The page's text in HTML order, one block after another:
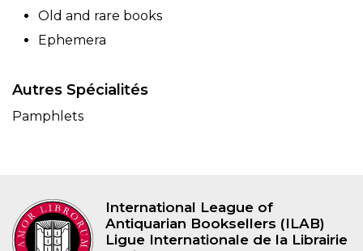
Old and rare books
Ephemera
Autres Spécialités
Pamphlets
International League of
Antiquarian Booksellers (ILAB)
Ligue Internationale de la Librairie